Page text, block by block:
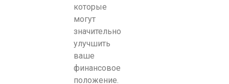
которые
могут
значительно
улучшить
ваше
финансовое
положение.